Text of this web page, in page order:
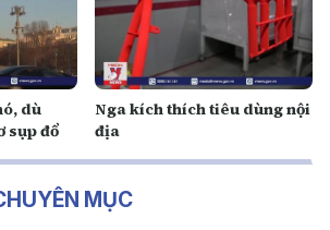
dù
sụp đổ
Nga kích thích tiêu dùng nội
địa
MỤC